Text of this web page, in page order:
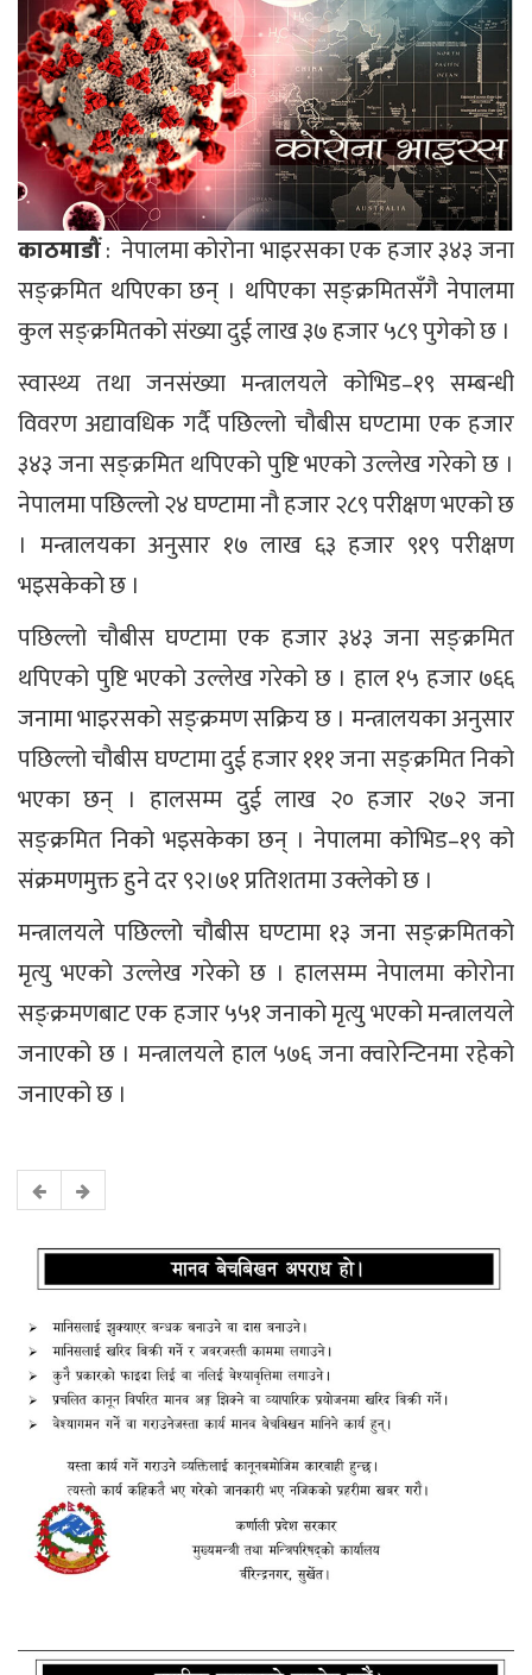
काठमाडौं: नेपालमा कोरोना भाइरसका एक हजार ३४३ जना
सङ्क्रमित थपिएका छन् । थपिएका सङ्क्रमितसँगै नेपालमा
कुल सङ्क्रमितको संख्या दुई लाख ३७ हजार ५८९ पुगेको छ ।
स्वास्थ्य तथा जनसंख्या मन्त्रालयले कोभिड–१९ सम्बन्धी
विवरण अद्यावधिक गर्दै पछिल्लो चौबीस घण्टामा एक हजार
३४३ जना सङ्क्रमित थपिएको पुष्टि भएको उल्लेख गरेको छ ।
नेपालमा पछिल्लो २४ घण्टामा नौ हजार २८९ परीक्षण भएको छ
। मन्त्रालयका अनुसार १७ लाख ६३ हजार ९१९ परीक्षण
भइसकेको छ ।
पछिल्लो चौबीस घण्टामा एक हजार ३४३ जना सङ्क्रमित
थपिएको पुष्टि भएको उल्लेख गरेको छ । हाल १५ हजार ७६६
जनामा भाइरसको सङ्क्रमण सक्रिय छ । मन्त्रालयका अनुसार
पछिल्लो चौबीस घण्टामा दुई हजार १११ जना सङ्क्रमित निको
भएका छन् । हालसम्म दुई लाख २० हजार २७२ जना
सङ्क्रमित निको भइसकेका छन् । नेपालमा कोभिड–१९ को
संक्रमणमुक्त हुने दर ९२।७१ प्रतिशतमा उक्लेको छ ।
मन्त्रालयले पछिल्लो चौबीस घण्टामा १३ जना सङ्क्रमितको
मृत्यु भएको उल्लेख गरेको छ । हालसम्म नेपालमा कोरोना
सङ्क्रमणबाट एक हजार ५५१ जनाको मृत्यु भएको मन्त्रालयले
जनाएको छ । मन्त्रालयले हाल ५७६ जना क्वारेन्टिनमा रहेको
जनाएको छ ।